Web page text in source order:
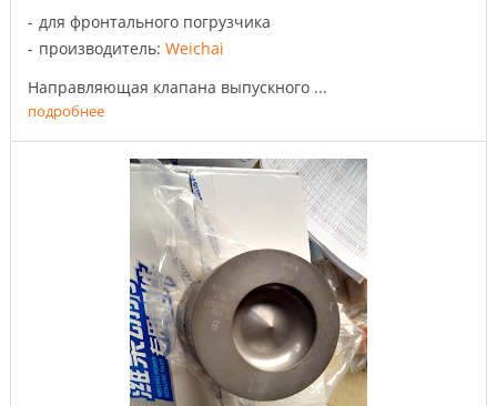
для фронтального погрузчика
производитель: Weichai
Направляющая клапана выпускного ...
подробнее